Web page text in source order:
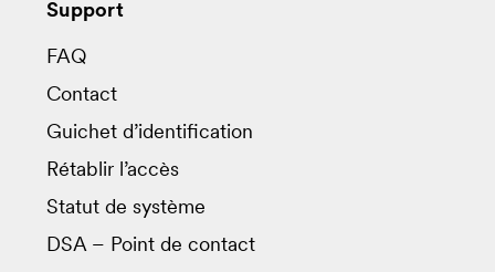
Support
FAQ
Contact
Guichet d’identification
Rétablir l’accès
Statut de système
DSA – Point de contact